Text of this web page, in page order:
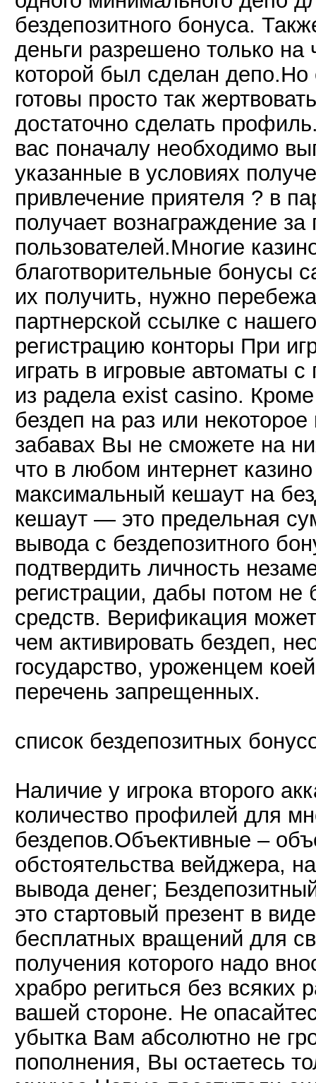
бездепозитного бонуса.
деньги разрешено только на
которой был сделан депо.Но
готовы просто так
достаточно сделать
вас поначалу необходимо
указанные в условиях
привлечение приятеля ? в
получает вознаграждение
пользователей.Многие
благотворительные бонусы
их получить, нужно
партнерской ссылке с
регистрацию конторы При
играть в игровые автоматы
из радела exist casino.
бездеп на раз или
забавах Вы не сможете на
что в любом интернет
максимальный кешаут на
кешаут — это предельная
вывода с бездепозитного
подтвердить личность
регистрации, дабы потом
средств. Верификация
чем активировать бездеп,
государство, уроженцем
перечень запрещенных.
список бездепозитных
Наличие у игрока второго
количество профилей для
бездепов.Объективные –
обстоятельства вейджера,
вывода денег;
это стартовый презент в
бесплатных вращений для
получения которого надо
храбро региться без всяких
вашей стороне. Не
убытка Вам абсолютно не
пополнения, Вы остаетесь